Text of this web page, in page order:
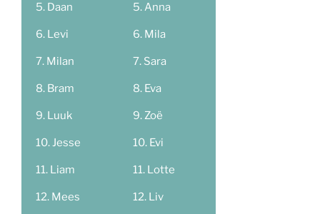
Daan
Levi
Milan
Bram
Luuk
Jesse
Liam
Mees
Anna
Mila
Sara
Eva
Zoë
Evi
Lotte
Liv